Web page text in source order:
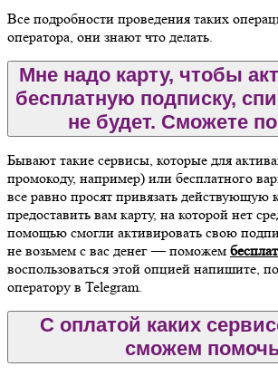
Все подробности проведения таких
оператора, они знают что делать.
Мне надо карту, чтобы
бесплатную подписку,
не будет. Сможете
Бывают такие сервисы, которые для
промокоду, например) или бесплатного
все равно просят привязать действующую
предоставить вам карту, на которой нет
помощью смогли активировать свою
не возьмем с вас денег — поможем
воспользоваться этой опцией напишите,
оператору в Telegram.
С оплатой каких
сможем